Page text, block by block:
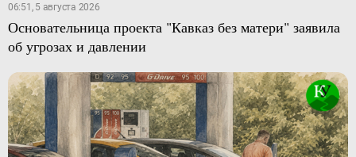
06:51, 5 августа 2026
Основательница проекта "Кавказ без матери" заявила
об угрозах и давлении